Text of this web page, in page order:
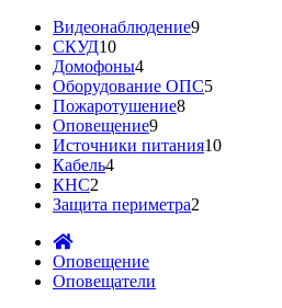
Видеонаблюдение9
СКУД10
Домофоны4
Оборудование ОПС5
Пожаротушение8
Оповещение9
Источники питания10
Кабель4
КНС2
Защита периметра2
Оповещение
Оповещатели